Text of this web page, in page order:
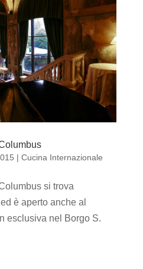
| Cucina Internazionale
si trova
è aperto anche al
esclusiva nel Borgo S.